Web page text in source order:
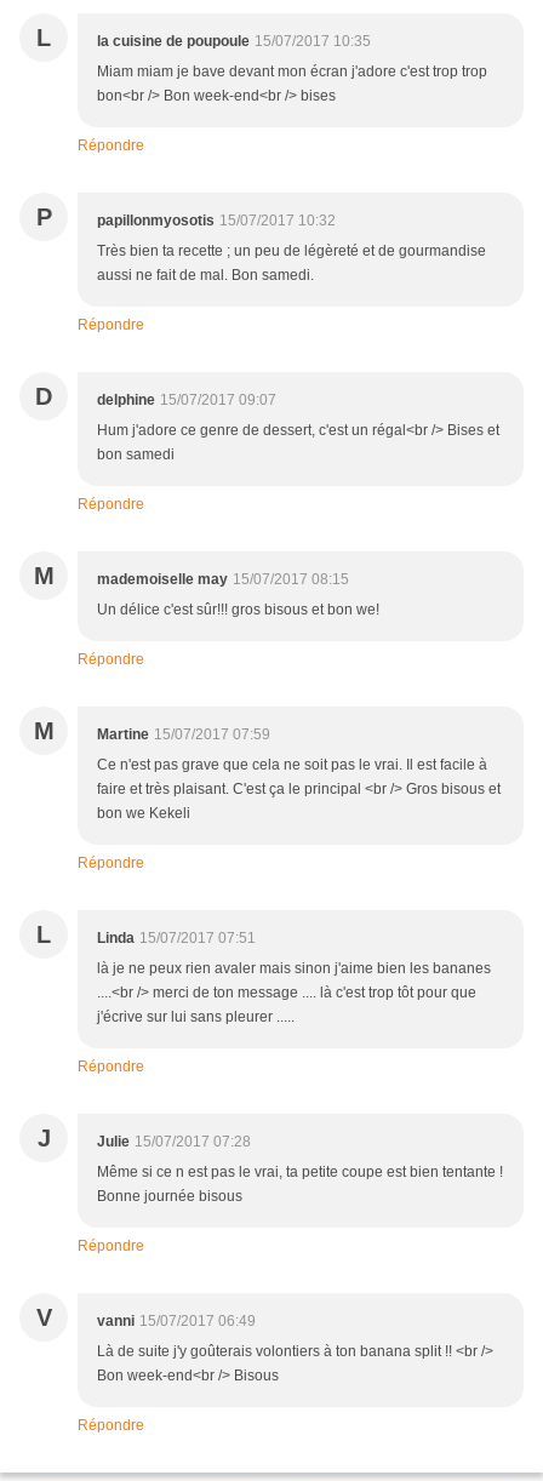
L la cuisine de poupoule 15/07/2017 10:35
Miam miam je bave devant mon écran j'adore c'est trop trop
bon<br /> Bon week-end<br /> bises
Répondre
P papillonmyosotis 15/07/2017 10:32
Très bien ta recette ; un peu de légèreté et de gourmandise
aussi ne fait de mal. Bon samedi.
Répondre
D delphine 15/07/2017 09:07
Hum j'adore ce genre de dessert, c'est un régal<br /> Bises et
bon samedi
Répondre
M mademoiselle may 15/07/2017 08:15
Un délice c'est sûr!!! gros bisous et bon we!
Répondre
M Martine 15/07/2017 07:59
Ce n'est pas grave que cela ne soit pas le vrai. Il est facile à
faire et très plaisant. C'est ça le principal <br /> Gros bisous et
bon we Kekeli
Répondre
L Linda 15/07/2017 07:51
là je ne peux rien avaler mais sinon j'aime bien les bananes
....<br /> merci de ton message .... là c'est trop tôt pour que
j'écrive sur lui sans pleurer .....
Répondre
J Julie 15/07/2017 07:28
Même si ce n est pas le vrai, ta petite coupe est bien tentante !
Bonne journée bisous
Répondre
V vanni 15/07/2017 06:49
Là de suite j'y goûterais volontiers à ton banana split !! <br />
Bon week-end<br /> Bisous
Répondre